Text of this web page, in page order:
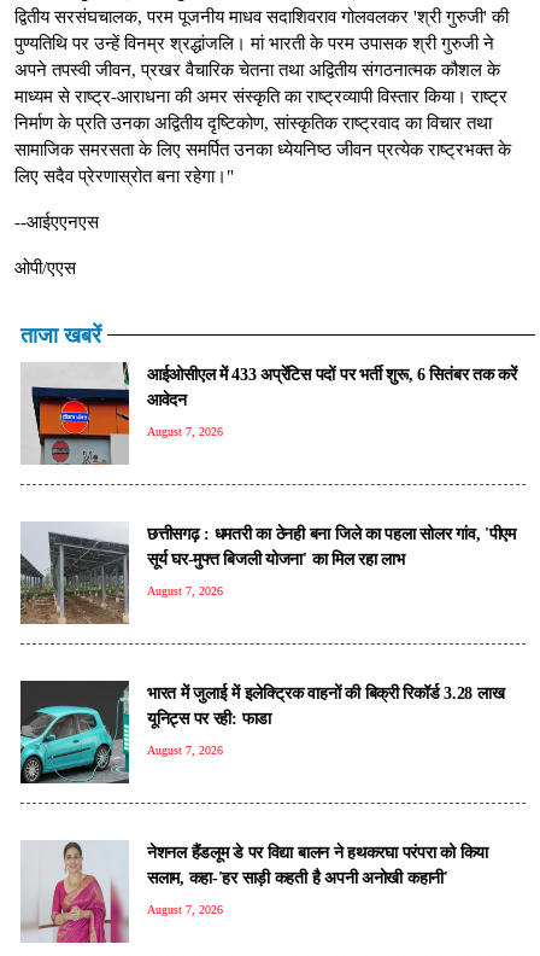
द्वितीय सरसंघचालक, परम पूजनीय माधव सदाशिवराव गोलवलकर 'श्री गुरुजी' की
पुण्यतिथि पर उन्हें विनम्र श्रद्धांजलि। मां भारती के परम उपासक श्री गुरुजी ने
अपने तपस्वी जीवन, प्रखर वैचारिक चेतना तथा अद्वितीय संगठनात्मक कौशल के
माध्यम से राष्ट्र-आराधना की अमर संस्कृति का राष्ट्रव्यापी विस्तार किया। राष्ट्र
निर्माण के प्रति उनका अद्वितीय दृष्टिकोण, सांस्कृतिक राष्ट्रवाद का विचार तथा
सामाजिक समरसता के लिए समर्पित उनका ध्येयनिष्ठ जीवन प्रत्येक राष्ट्रभक्त के
लिए सदैव प्रेरणास्रोत बना रहेगा।"
--आईएएनएस
ओपी/एएस
ताजा खबरें
आईओसीएल में 433 अप्रेंटिस पदों पर भर्ती शुरू, 6 सितंबर तक करें
आवेदन
August 7, 2026
छत्तीसगढ़ : धमतरी का ठेनही बना जिले का पहला सोलर गांव, 'पीएम
सूर्य घर-मुफ्त बिजली योजना' का मिल रहा लाभ
August 7, 2026
भारत में जुलाई में इलेक्ट्रिक वाहनों की बिक्री रिकॉर्ड 3.28 लाख
यूनिट्स पर रही: फाडा
August 7, 2026
नेशनल हैंडलूम डे पर विद्या बालन ने हथकरघा परंपरा को किया
सलाम, कहा-'हर साड़ी कहती है अपनी अनोखी कहानी'
August 7, 2026